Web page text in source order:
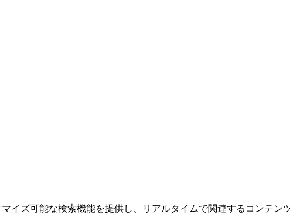
イズ可能な検索機能を提供し、リアルタイムで関連するコンテン